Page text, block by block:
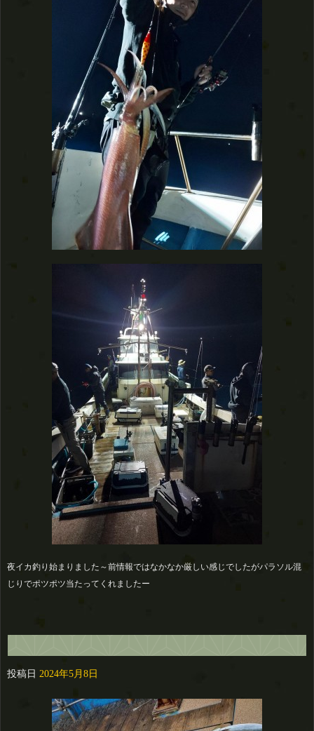
夜イカ釣り始まりました～前情報ではなかなか厳しい感じでしたがパラソル混
じりでポツポツ当たってくれましたー
投稿日 2024年5月8日